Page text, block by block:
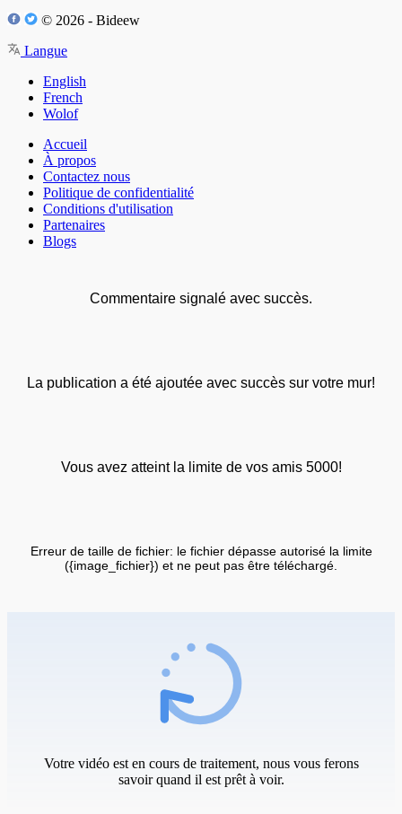
© 2026 - Bideew
Langue
English
French
Wolof
Accueil
À propos
Contactez nous
Politique de confidentialité
Conditions d'utilisation
Partenaires
Blogs
Commentaire signalé avec succès.
La publication a été ajoutée avec succès sur votre mur!
Vous avez atteint la limite de vos amis 5000!
Erreur de taille de fichier: le fichier dépasse autorisé la limite
({image_fichier}) et ne peut pas être téléchargé.
Votre vidéo est en cours de traitement, nous vous ferons
savoir quand il est prêt à voir.